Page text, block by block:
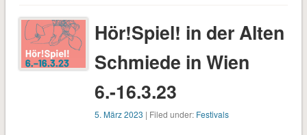
Hör!Spiel! in der Alten
Schmiede in Wien
6.-16.3.23
5. März 2023 | Filed under: Festivals